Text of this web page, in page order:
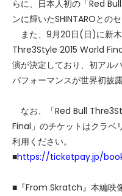
らに、日本人初の「Red
ンに輝いたSHINTAROとの
また、9月20日(日)に新木
Thre3Style 2015 World
演が決定しており、初アル
パフォーマンスが世界初披
なお、「Red Bull
Final」のチケットはクラベ
利用ください。
■https://ticketpay.jp/
■『From Skratch』本編映